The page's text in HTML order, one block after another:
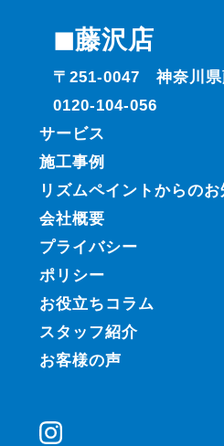
◼︎藤沢店
〒251-0047 神奈川県
0120-104-056
サービス
施工事例
リズムペイントからの
会社概要
プライバシー
ポリシー
お役立ちコラム
スタッフ紹介
お客様の声